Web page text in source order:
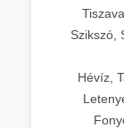
Szikszó,
Hévíz,